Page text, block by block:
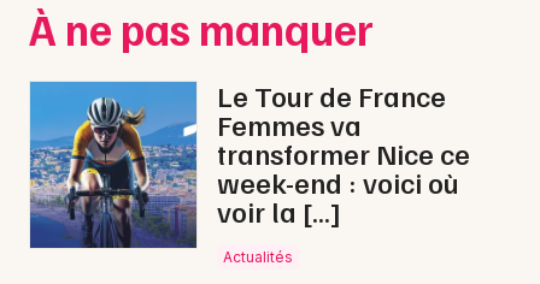
Sports
Soirées
Sorties famille
Expos
Paris
Strasbourg
Toulouse
Toutes les villes
À ne pas manquer
Le Tour de France
Femmes va
transformer Nice ce
week-end : voici où
voir la […]
Actualités